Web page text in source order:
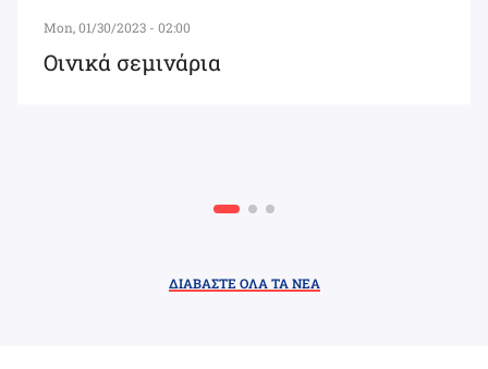
Mon, 01/30/2023 - 02:00
Οινικά σεμινάρια
ΔΙΑΒΑΣΤΕ ΟΛΑ ΤΑ ΝΕΑ